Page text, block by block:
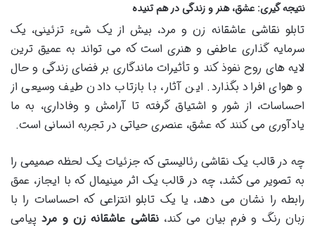
نتیجه گیری: عشق، هنر و زندگی در هم تنیده
تابلو نقاشی عاشقانه زن و مرد، بیش از یک شیء تزئینی، یک
سرمایه گذاری عاطفی و هنری است که می تواند به عمیق ترین
لایه های روح نفوذ کند و تأثیرات ماندگاری بر فضای زندگی و حال
و هوای افراد بگذارد. این آثار، با بازتاب دادن طیف وسیعی از
احساسات، از شور و اشتیاق گرفته تا آرامش و وفاداری، به ما
یادآوری می کنند که عشق، عنصری حیاتی در تجربه انسانی است.
چه در قالب یک نقاشی رئالیستی که جزئیات یک لحظه صمیمی را
به تصویر می کشد، چه در قالب یک اثر مینیمال که با ایجاز، عمق
رابطه را نشان می دهد، یا یک تابلو انتزاعی که احساسات را با
زبان رنگ و فرم بیان می کند،نقاشی عاشقانه زن و مردپیامی